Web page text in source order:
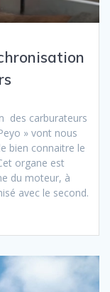
des carburateurs
» vont nous
bien connaitre le
organe est
du moteur, à
avec le second.